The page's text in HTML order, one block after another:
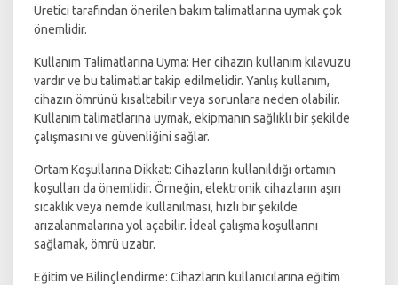
Üretici tarafından önerilen bakım talimatlarına uymak çok
önemlidir.
Kullanım Talimatlarına Uyma: Her cihazın kullanım kılavuzu
vardır ve bu talimatlar takip edilmelidir. Yanlış kullanım,
cihazın ömrünü kısaltabilir veya sorunlara neden olabilir.
Kullanım talimatlarına uymak, ekipmanın sağlıklı bir şekilde
çalışmasını ve güvenliğini sağlar.
Ortam Koşullarına Dikkat: Cihazların kullanıldığı ortamın
koşulları da önemlidir. Örneğin, elektronik cihazların aşırı
sıcaklık veya nemde kullanılması, hızlı bir şekilde
arızalanmalarına yol açabilir. İdeal çalışma koşullarını
sağlamak, ömrü uzatır.
Eğitim ve Bilinçlendirme: Cihazların kullanıcılarına eğitim